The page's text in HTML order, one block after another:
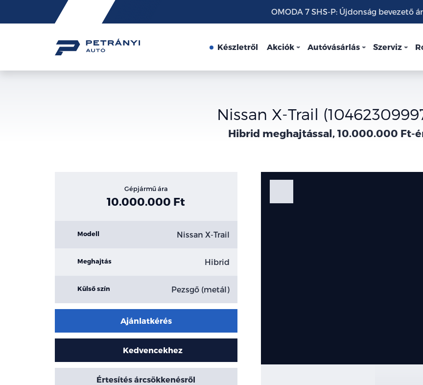
Friss
hírek
OMODA 7 SHS-P: Újdonság bevezető
Készletről Akciók Autóvásárlás Szerviz
Nissan X-Trail
Hibrid meghajtással, 10.000.000 Ft-
Gépjármű ára
10.000.000 Ft
Modell Nissan X-Trail
Meghajtás Hibrid
Külső szín Pezsgő (metál)
Ajánlatkérés
Kedvencekhez
Értesítés árcsökkenésről
Galéria